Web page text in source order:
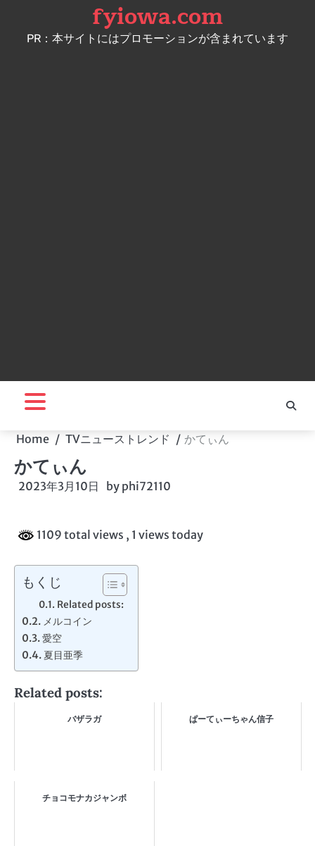
content
fyiowa.com
PR：本サイトにはプロモーションが含まれています
Home TVニューストレンド かてぃん
かてぃん
2023年3月10日 by phi72110
1109 total views , 1 views today
もくじ
Related posts:
メルコイン
愛空
夏目亜季
Related posts:
バザラガ ぱーてぃーちゃん信子
チョコモナカジャンボ